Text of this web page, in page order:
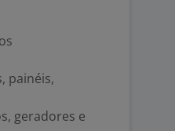
painéis,
geradores e